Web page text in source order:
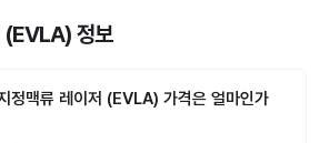
(EVLA) 정보
정맥류 레이저 (EVLA) 가격은 얼마인가